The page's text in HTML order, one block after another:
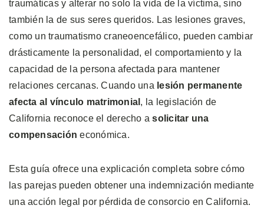
traumáticas y alterar no solo la vida de la víctima, sino
también la de sus seres queridos. Las lesiones graves,
como un traumatismo craneoencefálico, pueden cambiar
drásticamente la personalidad, el comportamiento y la
capacidad de la persona afectada para mantener
relaciones cercanas. Cuando una lesión permanente
afecta al vínculo matrimonial , la legislación de
California reconoce el derecho asolicitar una
compensación económica.
Esta guía ofrece una explicación completa sobre cómo
las parejas pueden obtener una indemnización mediante
una acción legal por pérdida de consorcio en California.